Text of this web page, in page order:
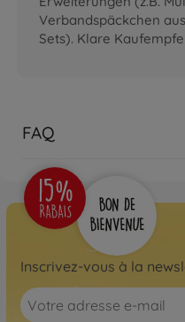
Verbandspäckchen
Sets). Klare
FAQ
Inscrivez-vous à la